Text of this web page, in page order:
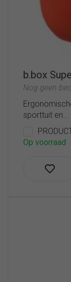
b.box
Nog geen
sporttuit en...
Op voorraad